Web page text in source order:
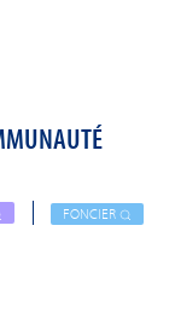
FONCIER